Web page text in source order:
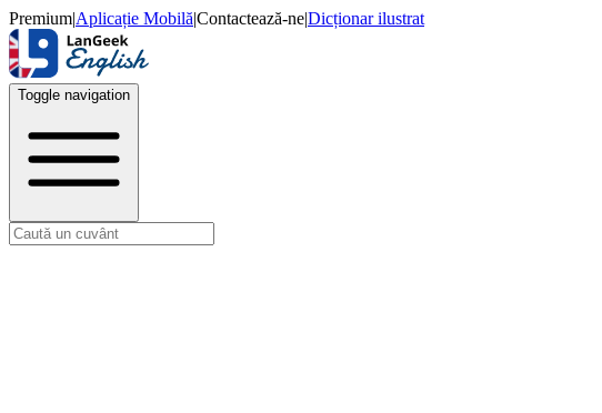
Premium|Aplicație Mobilă|Contactează-ne|Dicționar ilustrat
Toggle navigation